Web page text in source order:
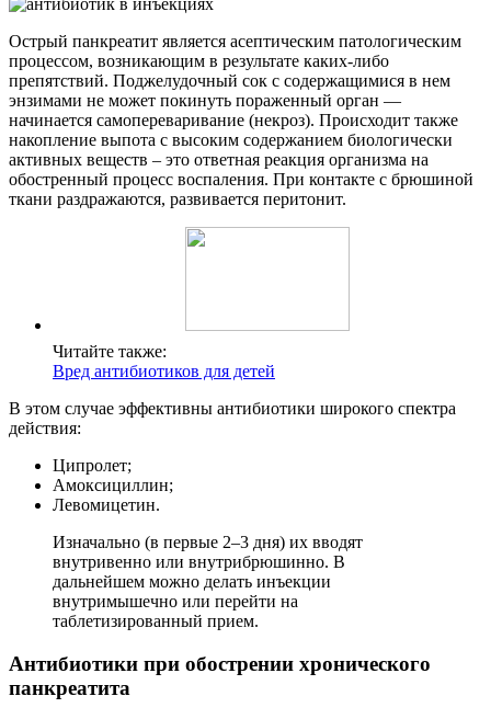
Острый панкреатит является асептическим патологическим
процессом, возникающим в результате каких-либо
препятствий. Поджелудочный сок с содержащимися в нем
энзимами не может покинуть пораженный орган —
начинается самопереваривание (некроз). Происходит также
накопление выпота с высоким содержанием биологически
активных веществ – это ответная реакция организма на
обостренный процесс воспаления. При контакте с брюшиной
ткани раздражаются, развивается перитонит.
Читайте также:
Вред антибиотиков для детей
В этом случае эффективны антибиотики широкого спектра
действия:
Ципролет;
Амоксициллин;
Левомицетин.
Изначально (в первые 2–3 дня) их вводят
внутривенно или внутрибрюшинно. В
дальнейшем можно делать инъекции
внутримышечно или перейти на
таблетизированный прием.
Антибиотики при обострении хронического
панкреатита